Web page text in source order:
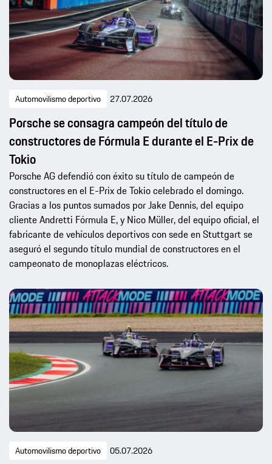
Automovilismo deportivo 27.07.2026
Porsche se consagra campeón del título de
constructores de Fórmula E durante el E-Prix de
Tokio
Porsche AG defendió con éxito su título de campeón de
constructores en el E-Prix de Tokio celebrado el domingo.
Gracias a los puntos sumados por Jake Dennis, del equipo
cliente Andretti Fórmula E, y Nico Müller, del equipo oficial, el
fabricante de vehículos deportivos con sede en Stuttgart se
aseguró el segundo título mundial de constructores en el
campeonato de monoplazas eléctricos.
Automovilismo deportivo 05.07.2026